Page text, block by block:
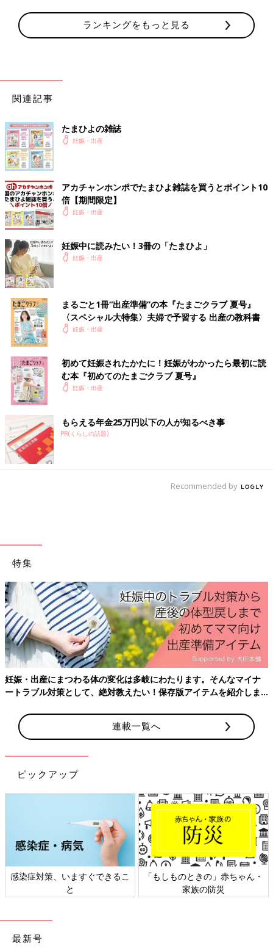
14:00ごろ
麻酔を入れたが、赤ちゃんの心拍が不安定とのことで、いつでも
とにかく、赤ちゃんに酸素を送るため、鼻から吸って口から吐く
無痛の麻酔が効くどころか、そんなの効かず、おかまいなしに陣
痛が襲ってくる。恥骨の左側がまだずっと痛すぎる状態で、夫の
腕を握りつぶすくらいの勢いで握りながら痛みに耐える。
15:00ごろ
急に骨盤に何かが挟まる感覚と激痛を感じ、「いきみたい！！」
と申告すると、助産師さんたちが慌てて内診。赤ちゃん降りてき
て子宮口も全開大になってた。「ちょっと待って！」ってなっ
て、何度かいきみ逃しをするものの、力が入って過呼吸ぎみにな
る。ここが本当に辛かった。
看護師さんたちが慌てて準備を始める。看護師さんたちが産声録
音したり写真撮ったりしてくれるから、待って！とみんなバタつ
く。
いきみたくて力をいれる時、私は声出したほうがいける！って思
って叫びながらいきむ。助産師さんたちも励ましてくれる。少し
降りを手助けするために吸引カップを入れられ、夢中でいきん
で、気がついたら「頭出たよ！手伸ばして！」と言われ、触った
らぷにぷに！
まだ体が挟まってるのに、ここで元気に産声が聞こえてくる。
15:46
数回いきんだら本当にドゥルン！と出てきて取り上げられた。
2362gの小さめboyの誕生。
私と赤ちゃんをつないでくれていたのかと感慨深くなる。
ベビーと夫が測定から戻ってきて、抱っこさせてもらった。写真
撮ったりお話したり、初乳あげたり幸せだった。
以上が、壮絶だったけど私の出産の流れです。
出産を終えて…
無痛の麻酔を入れたけど、そこからの進みが早すぎて麻酔がほぼ
効いてない状態だったため、痛いのが本当に苦しかった…
産まれたら、やっと会えたね！という気持ちももちろんきたけ
ど、ようやくこの痛みが終わる…という気持ちが強かった…頑張
ったから！
し、何よりも自分がこんなにかわいい子を産んだんだ…っていう
幸せがすごい！！
痛みを忘れるっていう気持ちもわかる。
鼻からスイカを出すって表現もあるけど、私は、特大の、ソフト
ボールくらいのウンチを、絶対出すな！我慢しろ！って言われて
る感覚に近いような気がしました。
長いレポートでしたが、見てくださってありがとうございまし
これから出産を迎える皆さんが、母子ともに健康で無事に赤ちゃ
んと会えますように。
いかがでしたか？ たまひよのアプリ「まいにちのたまひよ」で
は、もっとたくさんの「出産レポート」を読むことができます！
ありますので、ぜひ活用してみてくださいね。
たまひよのアプリ「まいにちのたまひよ」は、【たまひよアプ
ランキングをもっと見る
関連記事
たまひよの雑誌
妊娠・出産
アカチャンホンポでたまひよ雑誌を買うとポイント10
倍【期間限定】
妊娠・出産
妊娠中に読みたい！3冊の「たまひよ」
妊娠・出産
まるごと1冊“出産準備”の本『たまごクラブ 夏号』
〈スペシャル大特集〉夫婦で予習する 出産の教科書
妊娠・出産
初めて妊娠されたかたに！妊娠がわかったら最初に読
む本『初めてのたまごクラブ 夏号』
妊娠・出産
もらえる年金25万円以下の人が知るべき事
PR(くらしの話題)
Recommended by
特集
妊娠・出産にまつわる体の変化は多岐にわたります。そんなマイナ
ートラブル対策として、絶対教えたい！保存版アイテムを紹介しま
連載一覧へ
ピックアップ
感染症対策、いますぐできるこ
と
「もしものときの」赤ちゃん・
家族の防災
最新号